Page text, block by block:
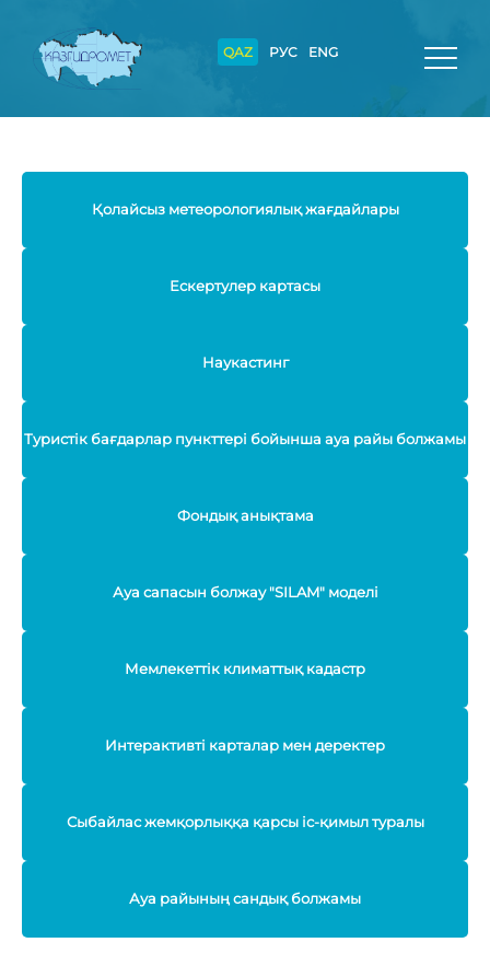
QAZ РУС ENG
Қолайсыз метеорологиялық жағдайлары
Ескертулер картасы
Наукастинг
Туристік бағдарлар пункттері бойынша ауа райы болжамы
Фондық анықтама
Ауа сапасын болжау "SILAM" моделі
Мемлекеттік климаттық кадастр
Интерактивті карталар мен деректер
Сыбайлас жемқорлыққа қарсы іс-қимыл туралы
Ауа райының сандық болжамы